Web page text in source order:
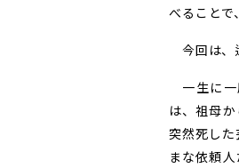
べることで
今回は、
一生に一
は、祖母
突然死し
まな依頼